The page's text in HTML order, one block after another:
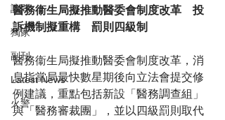
訪問
獨家
副刊
Latest News
火警
醫務衞生局擬推動醫委會制度改革　投
訴機制擬重構　罰則四級制
醫務衞生局擬推動醫委會制度改革，消
息指當局最快數星期後向立法會提交修
例建議，重點包括新設「醫務調查組」
與「醫務審裁團」，並以四級罰則取代